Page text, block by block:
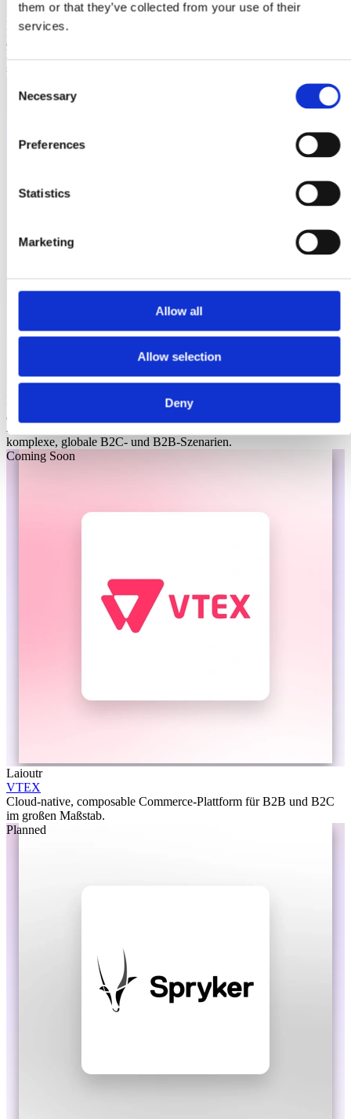
them or that they’ve collected from your use of their
services.
Selection
Necessary
Preferences
Statistics
Marketing
Allow all
Allow selection
Deny
Laioutr
Emporix
Emporix ist eine composable, API-first Commerce-Plattform für
skalierbare B2B- und B2C-Szenarien.
Laioutr
Adobe Commerce ist eine Enterprise-Commerce-Plattform für
komplexe, globale B2C- und B2B-Szenarien.
Coming Soon
Laioutr
VTEX
Cloud-native, composable Commerce-Plattform für B2B und B2C
im großen Maßstab.
Planned